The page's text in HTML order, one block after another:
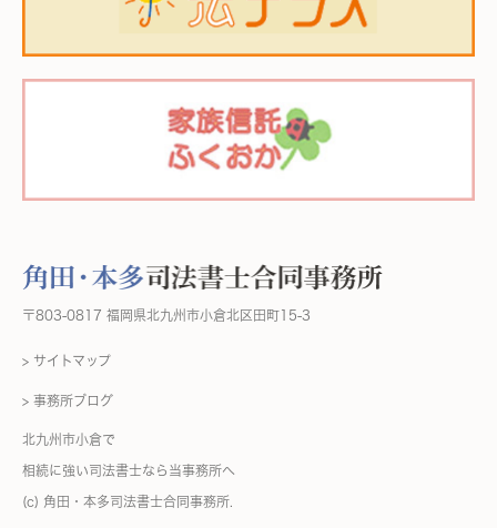
〒803-0817 福岡県北九州市小倉北区田町15-3
> サイトマップ
> 事務所ブログ
北九州市小倉で
相続に強い司法書士なら当事務所へ
(c) 角田・本多司法書士合同事務所.